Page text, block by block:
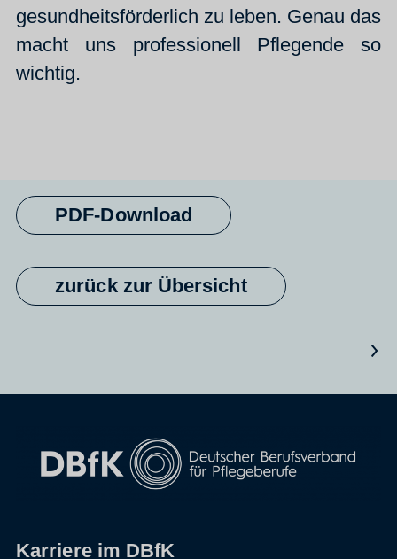
gesundheitsförderlich zu leben. Genau das
macht uns professionell Pflegende so
wichtig.
zurück zur Übersicht
PDF-Download
Nächster Artikel
Karriere im DBfK